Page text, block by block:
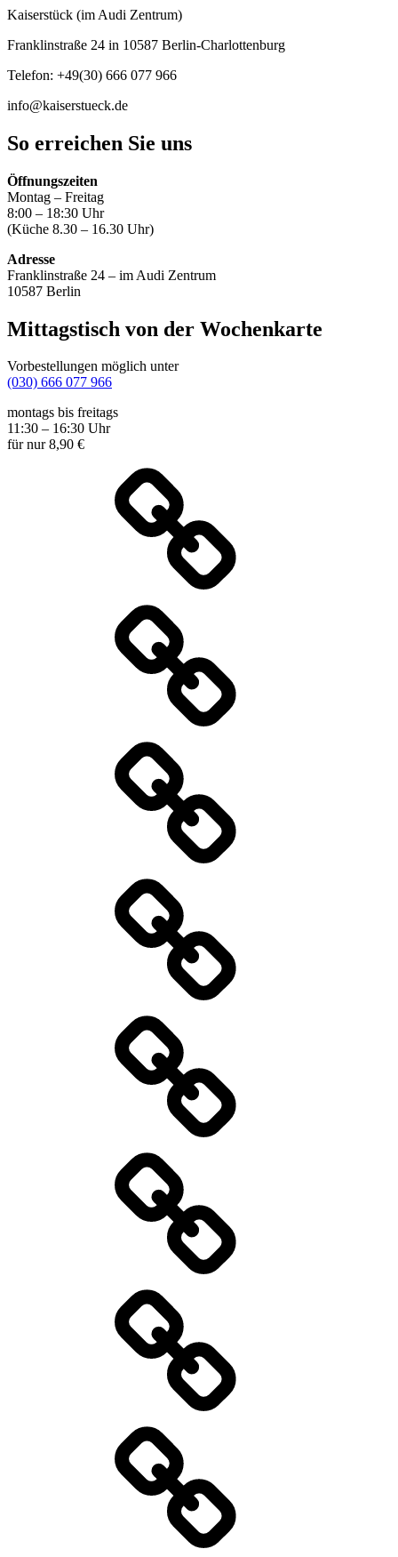
Kaiserstück (im Audi Zentrum)
Franklinstraße 24 in 10587 Berlin-Charlottenburg
Telefon: +49(30) 666 077 966
info@kaiserstueck.de
So erreichen Sie uns
Öffnungszeiten
Montag – Freitag
8:00 – 18:30 Uhr
(Küche 8.30 – 16.30 Uhr)
Adresse
Franklinstraße 24 – im Audi Zentrum
10587 Berlin
Mittagstisch von der Wochenkarte
Vorbestellungen möglich unter
(030) 666 077 966
montags bis freitags
11:30 – 16:30 Uhr
für nur 8,90 €